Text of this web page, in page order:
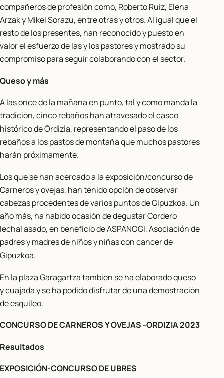
compañeros de profesión como, Roberto Ruiz, Elena
Arzak y Mikel Sorazu, entre otras y otros. Al igual que el
resto de los presentes, han reconocido y puesto en
valor el esfuerzo de las y los pastores y mostrado su
compromiso para seguir colaborando con el sector.
Queso y más
A las once de la mañana en punto, tal y como manda la
tradición, cinco rebaños han atravesado el casco
histórico de Ordizia, representando el paso de los
rebaños a los pastos de montaña que muchos pastores
harán próximamente.
Los que se han acercado a la exposición/concurso de
Carneros y ovejas, han tenido opción de observar
cabezas procedentes de varios puntos de Gipuzkoa. Un
año más, ha habido ocasión de degustar Cordero
lechal asado, en beneficio de ASPANOGI, Asociación de
padres y madres de niños y niñas con cancer de
Gipuzkoa.
En la plaza Garagartza también se ha elaborado queso
y cuajada y se ha podido disfrutar de una demostración
de esquileo.
CONCURSO DE CARNEROS Y OVEJAS -ORDIZIA 2023
Resultados
EXPOSICIÓN-CONCURSO DE UBRES